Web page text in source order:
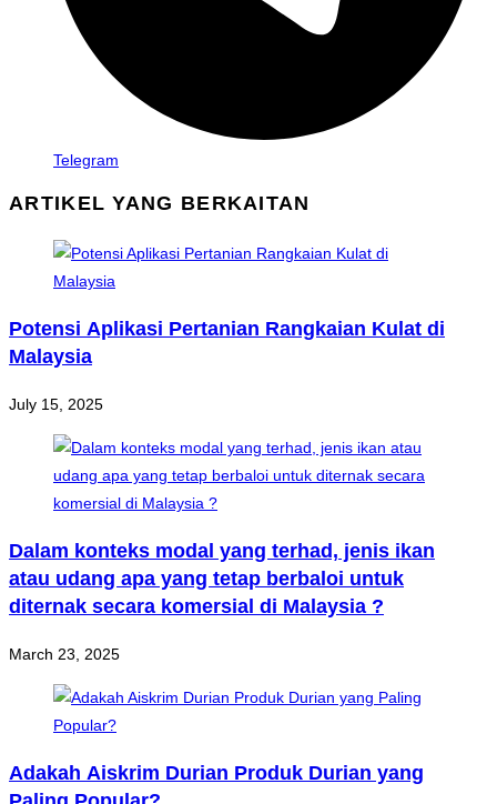
Telegram
ARTIKEL YANG BERKAITAN
Potensi Aplikasi Pertanian Rangkaian Kulat di
Malaysia
July 15, 2025
Dalam konteks modal yang terhad, jenis ikan
atau udang apa yang tetap berbaloi untuk
diternak secara komersial di Malaysia ?
March 23, 2025
Adakah Aiskrim Durian Produk Durian yang